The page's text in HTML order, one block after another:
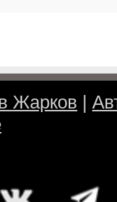
Жарков |